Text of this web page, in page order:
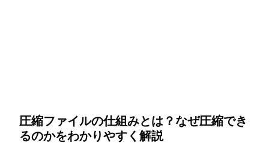
圧縮ファイルの仕組みとは？なぜ圧縮でき
るのかをわかりやすく解説